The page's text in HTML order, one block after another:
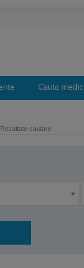
Cauta medic
Rezultate cautare